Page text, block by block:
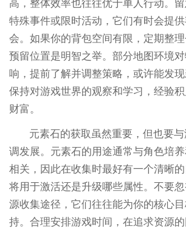
高，整体效率也往往优于单人行动。
特殊事件或限时活动，它们有时会提
会。如果你的背包空间有限，定期整
预留位置是明智之举。部分地图环境
响，提前了解并调整策略，或许能发现
保持对游戏世界的观察和学习，经验
财富。
元素石的获取虽然重要，但也要
调发展。元素石的用途通常与角色培
相关，因此在收集时最好有一个清晰
将用于激活还是升级哪些属性。不要
源收集途径，它们往往能为你的核心
持。合理安排游戏时间，在追求资源的